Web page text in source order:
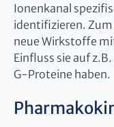
Ionenkanal
identifizieren. Zum
neue Wirkstoffe
Einfluss sie auf
G-Proteine haben.